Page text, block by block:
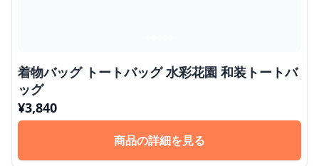
着物バッグ トートバッグ 水彩花園 和装トートバ
ッグ
¥3,840
商品の詳細を見る